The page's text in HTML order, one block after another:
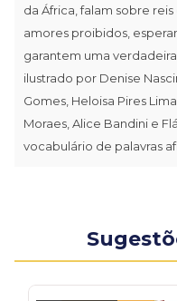
da África, falam sobre
amores proibidos,
garantem uma
ilustrado por Denise
Gomes, Heloisa Pires
Moraes, Alice Bandini e
vocabulário de palavras